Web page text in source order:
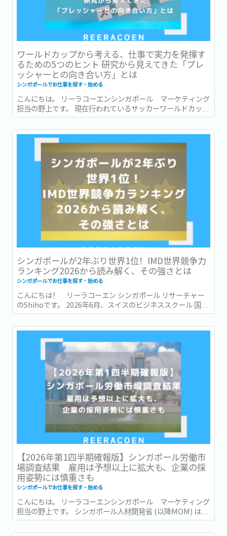
ワールドカップから考える、仕事で実力を発揮す
るための5つのヒント 研究から見えてきた「プレ
ッシャーとの向き合い方」とは
シンガポールでお仕事を探す・始める
こんにちは。 リーラコーエンシンガポール マーケティング
担当の野上です。 現在行われているサッカーワールドカッ
プ、いよいよ残すところ数試合となりました！ 本記事がリリ
ースされる頃には準決勝の結果が出ている頃。...
シンガポールが2年ぶり世界1位！IMD世界競争力
ランキング2026から読み解く、その強さとは
シンガポールでお仕事を探す・始める
こんにちは！ リーラコーエン シンガポール リサーチャー
のShihoです。 2026年6月、スイスのビジネススクール 国際
経営開発研究所・IMD (International Institute for
Management Development) が発表した「世界競争力ラン
キング...
【2026年第1四半期確報版】シンガポール労働市
場調査結果 雇用は予想以上に拡大も、企業の採
用姿勢には慎重さも
シンガポールでお仕事を探す・始める
こんにちは。 リーラコーエンシンガポール マーケティング
担当の野上です。 シンガポール人材開発省 (以降MOM) は先
日の2026年6月15日、2026年第1四半期 (1〜3月) の労働市場
レポート (Labour Market Report) を発表しました。...